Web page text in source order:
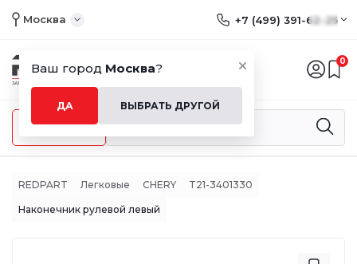
Ваш город Москва?
ДА ВЫБРАТЬ ДРУГОЙ
Москва +7 (499) 391-62-25
0
Меню
REDPART Легковые CHERY T21-3401330
Наконечник рулевой левый